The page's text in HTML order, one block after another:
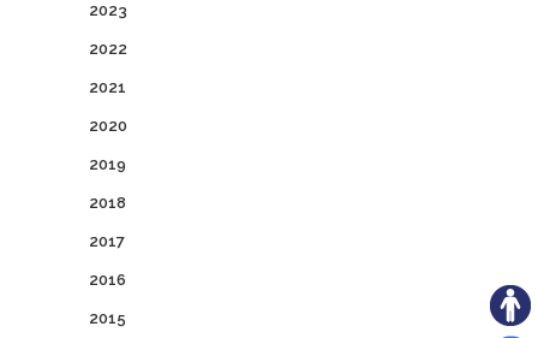
2023
2022
2021
2020
2019
2018
2017
2016
2015